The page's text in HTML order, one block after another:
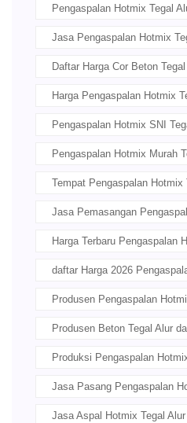
Pengaspalan Hotmix Tegal
Jasa Pengaspalan Hotmix
Daftar Harga Cor Beton
Harga Pengaspalan Hotmix
Pengaspalan Hotmix SNI
Pengaspalan Hotmix Murah
Tempat Pengaspalan Hotmix
Jasa Pemasangan
Harga Terbaru Pengaspalan
daftar Harga 2026
Produsen Pengaspalan
Produsen Beton Tegal Alur
Produksi Pengaspalan
Jasa Pasang Pengaspalan
Jasa Aspal Hotmix Tegal Alur